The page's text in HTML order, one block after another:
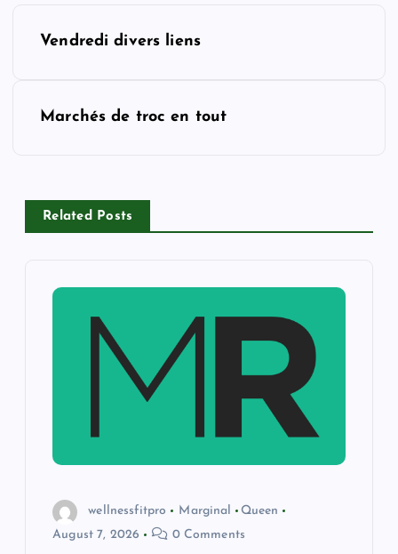
n
a
Vendredi divers liens
Marchés de troc en tout
Related Posts
wellnessfitpro Marginal
Queen
August 7, 2026
0 Comments